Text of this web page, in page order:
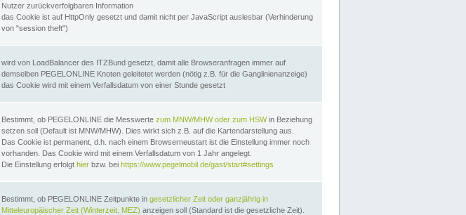
Nutzer zurückverfolgbaren Information
das Cookie ist auf HttpOnly gesetzt und damit nicht per JavaScript auslesbar (Verhinderung
von "session theft")
wird von LoadBalancer des ITZBund gesetzt, damit alle Browseranfragen immer auf
demselben PEGELONLINE Knoten geleitetet werden (nötig z.B. für die Ganglinienanzeige)
das Cookie wird mit einem Verfallsdatum von einer Stunde gesetzt
Bestimmt, ob PEGELONLINE die Messwerte zum MNW/MHW oder zum HSWin Beziehung
setzen soll (Default ist MNW/MHW). Dies wirkt sich z.B. auf die Kartendarstellung aus.
Das Cookie ist permanent, d.h. nach einem Browserneustart ist die Einstellung immer noch
vorhanden. Das Cookie wird mit einem Verfallsdatum von 1 Jahr angelegt.
Die Einstellung erfolgt hier bzw. bei https://www.pegelmobil.de/gast/start#settings
Bestimmt, ob PEGELONLINE Zeitpunkte in gesetzlicher Zeit oder ganzjährig in
Mitteleuropäischer Zeit (Winterzeit, MEZ) anzeigen soll (Standard ist die gesetzliche Zeit).